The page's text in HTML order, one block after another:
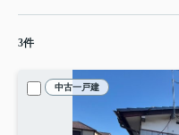
3件
中古一戸建